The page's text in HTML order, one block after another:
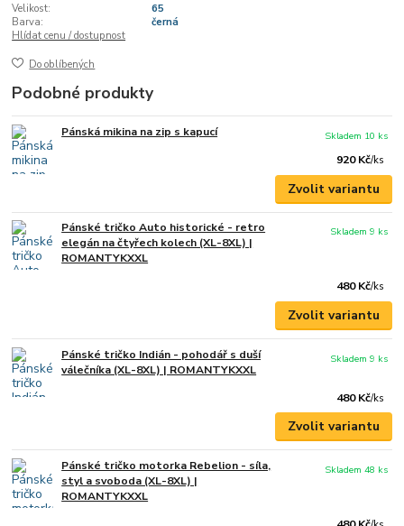
Velikost:
65
Barva:
černá
Hlídat cenu / dostupnost
Do oblíbených
Podobné produkty
Pánská mikina na zip s kapucí
920 Kč/ks
Skladem 10 ks
Zvolit variantu
Pánské tričko Auto historické - retro
elegán na čtyřech kolech (XL-8XL) |
ROMANTYKXXL
480 Kč/ks
Skladem 9 ks
Zvolit variantu
Pánské tričko Indián - pohodář s duší
válečníka (XL-8XL) | ROMANTYKXXL
480 Kč/ks
Skladem 9 ks
Zvolit variantu
Pánské tričko motorka Rebelion - síla,
styl a svoboda (XL-8XL) |
ROMANTYKXXL
Skladem 48 ks